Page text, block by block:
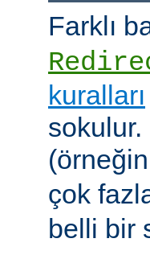
Farklı
kuralları
sokulur.
çok
belli bir